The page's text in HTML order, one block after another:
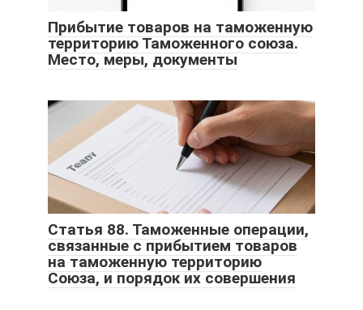
Прибытие товаров на таможенную
территорию Таможенного союза.
Место, меры, документы
Статья 88. Таможенные операции,
связанные с прибытием товаров
на таможенную территорию
Союза, и порядок их совершения